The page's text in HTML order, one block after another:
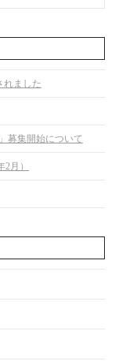
れました
募集開始について
月）